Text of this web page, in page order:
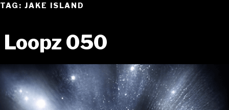
TAG: JAKE ISLAND
Loopz 050